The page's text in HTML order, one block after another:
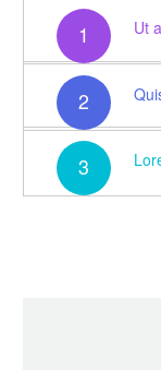
1 Ut
2
3